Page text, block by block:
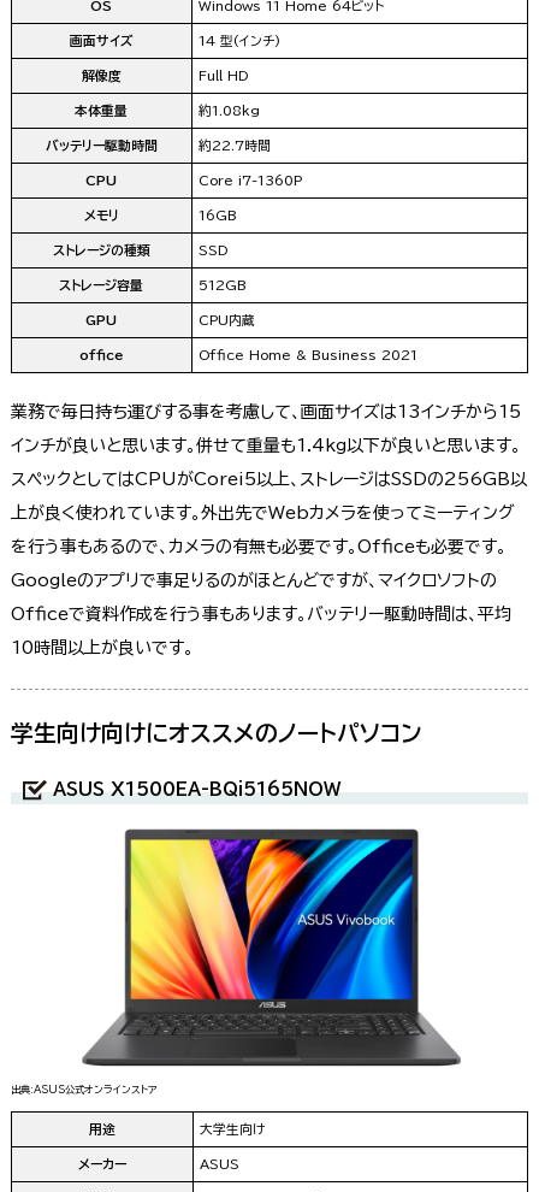
OS Windows 11 Home 64ビット
画面サイズ 14 型(インチ)
解像度 Full HD
本体重量 約1.08kg
バッテリー駆動時間 約22.7時間
CPU Core i7-1360P
メモリ 16GB
ストレージの種類 SSD
ストレージ容量 512GB
GPU CPU内蔵
office Office Home & Business 2021
業務で毎日持ち運びする事を考慮して、画面サイズは13インチから15
インチが良いと思います。併せて重量も1.4kg以下が良いと思います。
スペックとしてはCPUがCorei5以上、ストレージはSSDの256GB以
上が良く使われています。外出先でWebカメラを使ってミーティング
を行う事もあるので、カメラの有無も必要です。Officeも必要です。
Googleのアプリで事足りるのがほとんどですが、マイクロソフトの
Officeで資料作成を行う事もあります。バッテリー駆動時間は、平均
10時間以上が良いです。
学生向け向けにオススメのノートパソコン
ASUS X1500EA-BQi5165NOW
出典:ASUS公式オンラインストア
用途 大学生向け
メーカー ASUS